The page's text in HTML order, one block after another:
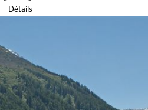
Détails